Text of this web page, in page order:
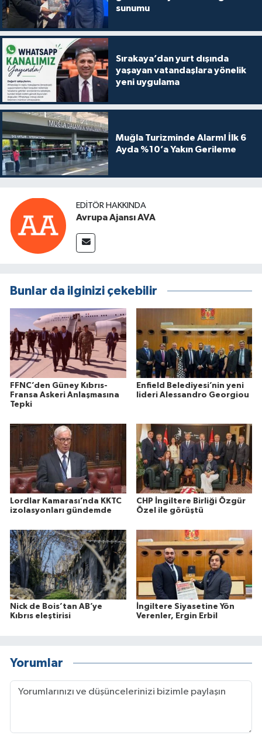
sunumu
Sırakaya’dan yurt dışında
yaşayan vatandaşlara yönelik
yeni uygulama
Muğla Turizminde Alarm! İlk 6
Ayda %10’a Yakın Gerileme
EDITÖR HAKKINDA
Avrupa Ajansı AVA
Bunlar da ilginizi çekebilir
FFNC’den Güney Kıbrıs-
Fransa Askeri Anlaşmasına
Tepki
Enfield Belediyesi’nin yeni
lideri Alessandro Georgiou
Lordlar Kamarası’nda KKTC
izolasyonları gündemde
CHP İngiltere Birliği Özgür
Özel ile görüştü
Nick de Bois’tan AB’ye
Kıbrıs eleştirisi
İngiltere Siyasetine Yön
Verenler, Ergin Erbil
Yorumlar